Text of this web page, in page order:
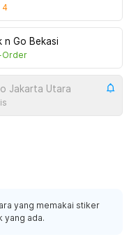
4
n Go Bekasi
Order
Jakarta Utara
yang memakai stiker
yang ada.